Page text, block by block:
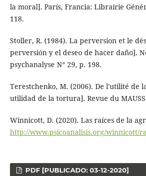
la moral]. París, Francia: Librairie
118.
Stoller, R. (1984). La perversion et le
perversión y el deseo de hacer daño].
psychanalyse N° 29, p. 198.
Terestchenko, M. (2006). De l'utilité de
utilidad de la tortura]. Revue du MAUSS
Winnicott, D. (2020). Las raíces de la
http://www.psicoanalisis.org/winnicott/
PDF [PUBLICADO: 03-12-2020]